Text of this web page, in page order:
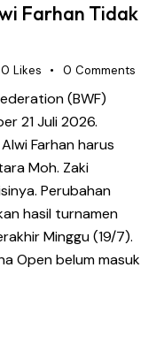
Farhan Tidak
0 Likes 0 Comments
(BWF)
21 Juli 2026.
Farhan harus
Moh. Zaki
Perubahan
hasil turnamen
Minggu (19/7).
Open belum masuk